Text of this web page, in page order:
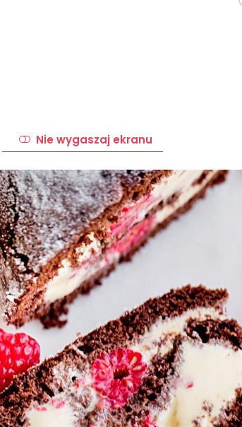
Nie wygaszaj ekranu